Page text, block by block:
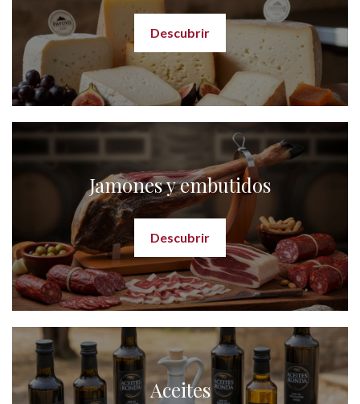
Descubrir
Jamones y embutidos
Descubrir
Aceites